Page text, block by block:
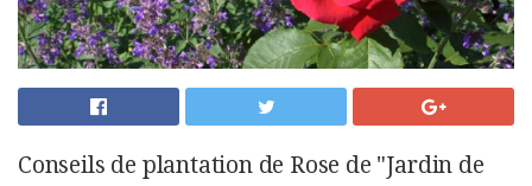
Conseils de plantation de Rose de "Jardin de